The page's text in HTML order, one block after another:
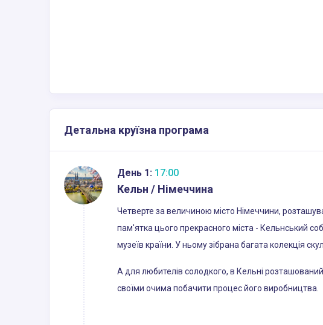
Детальна круїзна програма
День 1: 17:00
Кельн / Німеччина
Четверте за величиною місто Німеччини,
пам'ятка цього прекрасного міста - Кельнський
музеїв країни. У ньому зібрана багата колекція
А для любителів солодкого, в Кельні
своїми очима побачити процес його виробництва.